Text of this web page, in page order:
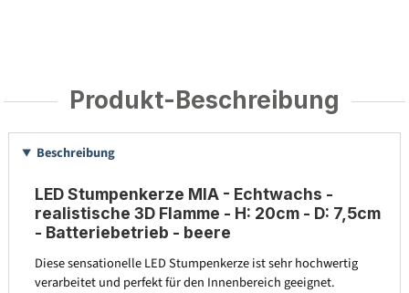
Produkt-Beschreibung
Beschreibung
LED Stumpenkerze MIA - Echtwachs -
realistische 3D Flamme - H: 20cm - D: 7,5cm
- Batteriebetrieb - beere
Diese sensationelle LED Stumpenkerze ist sehr hochwertig
verarbeitet und perfekt für den Innenbereich geeignet.